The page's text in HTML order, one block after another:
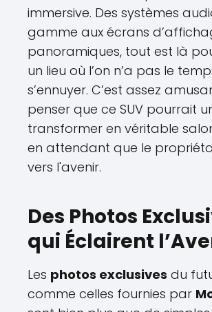
immersive. Des systèmes
gamme aux écrans
panoramiques, tout est là
un lieu où l’on n’a pas le
s’ennuyer. C’est assez
penser que ce SUV pourrait
transformer en véritable
en attendant que le
vers l'avenir.
Des Photos
qui Éclairent
Les photos exclusives du
comme celles fournies par